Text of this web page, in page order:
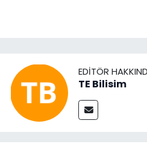
EDITÖR
TE Bilisim